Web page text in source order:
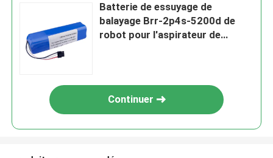
Batterie de essuyage de
balayage Brr-2p4s-5200d de
robot pour l'aspirateur de
Continuer